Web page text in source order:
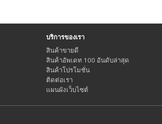
บริการของเรา
สินค้าขายดี
สินค้าอัพเดท 100 อันดับล่าสุด
สินค้าโปรโมชั่น
ติดต่อเรา
แผนผังเว็บไซต์